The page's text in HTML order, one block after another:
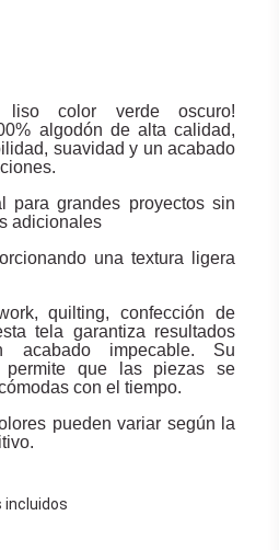
liso color verde oscuro!
algodón de alta calidad,
suavidad y un acabado
para grandes proyectos sin
adicionales
una textura ligera
quilting, confección de
tela garantiza resultados
acabado impecable. Su
permite que las piezas se
con el tiempo.
pueden variar según la
incluidos